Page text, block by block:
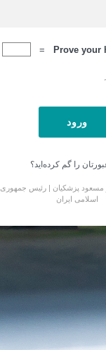
Prove your
را گم کرده‌اید؟
مسعود پزشکیان | رئیس جمهوری
اسلامی ایران